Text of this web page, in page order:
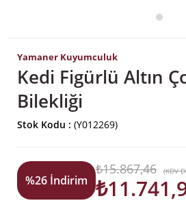
Yamaner Kuyumculuk
Kedi Figürlü Altın
Bilekliği
Stok Kodu (Y012269)
%26 İndirim
₺15.867,46 (KDV